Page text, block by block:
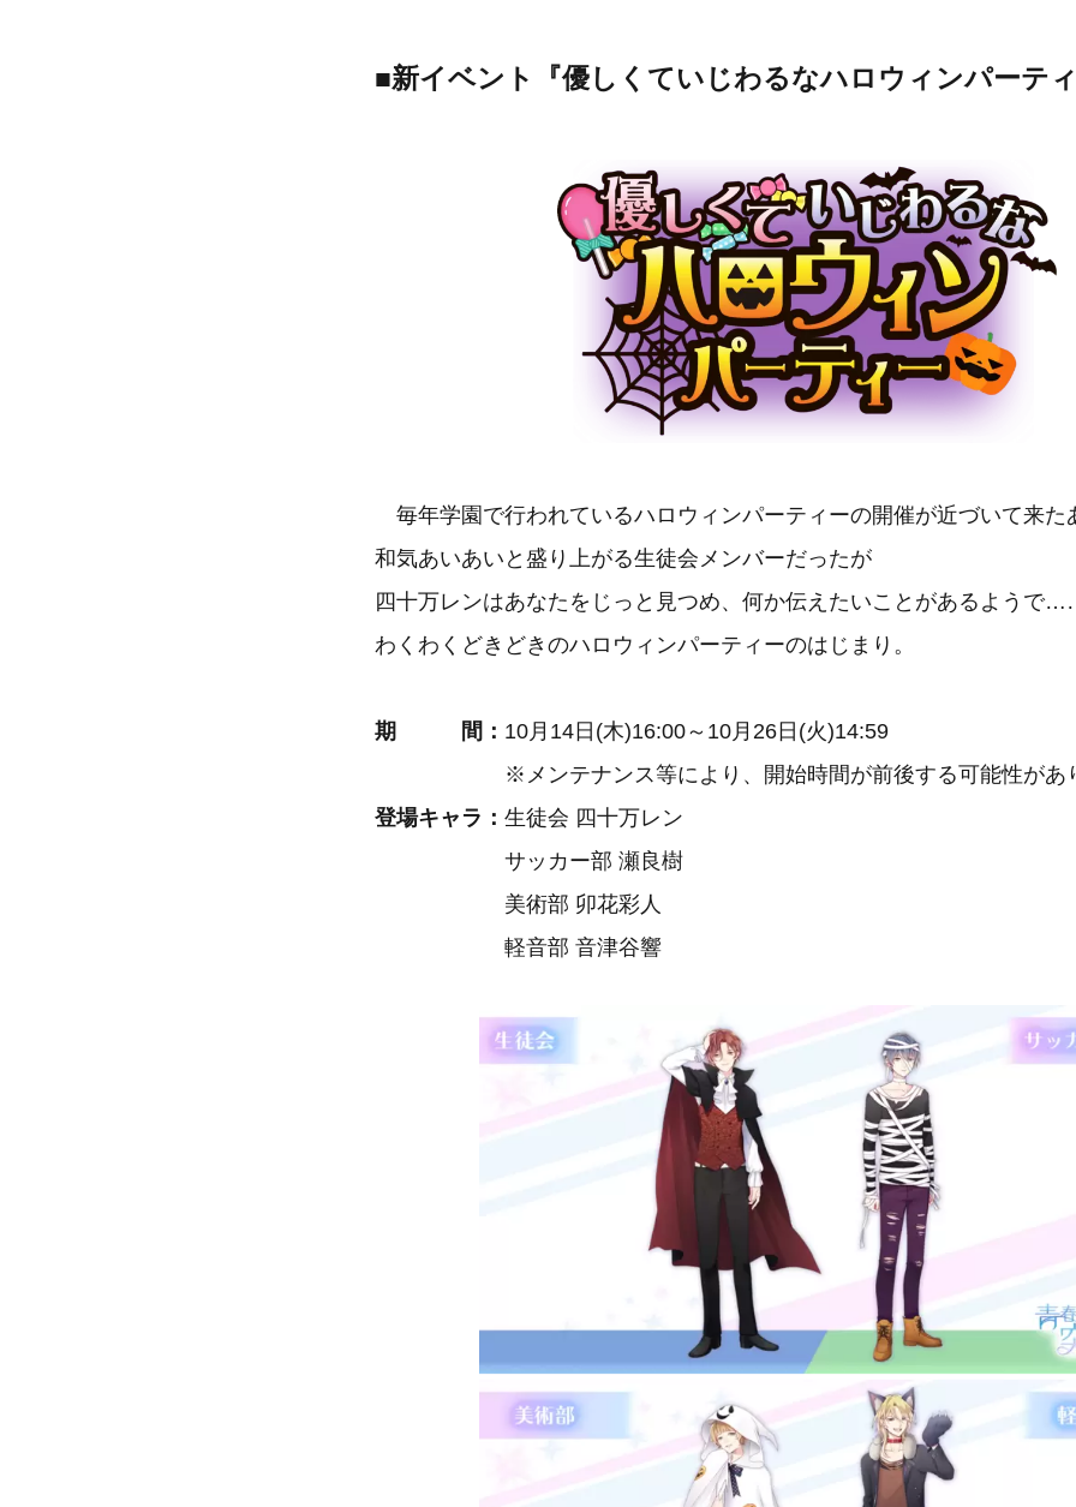
■新イベント『優しくていじわるなハロウィンパーテ
毎年学園で行われているハロウィンパーティーの開催が近づいて来た
和気あいあいと盛り上がる生徒会メンバーだったが
四十万レンはあなたをじっと見つめ、何か伝えたいことがあるようで
わくわくどきどきのハロウィンパーティーのはじまり。
期 間： 10月14日(木)16:00～10月26日(火)14:59
※メンテナンス等により、開始時間が前後する可能性があ
登場キャラ： 生徒会 四十万レン
サッカー部 瀬良樹
美術部 卯花彩人
軽音部 音津谷響